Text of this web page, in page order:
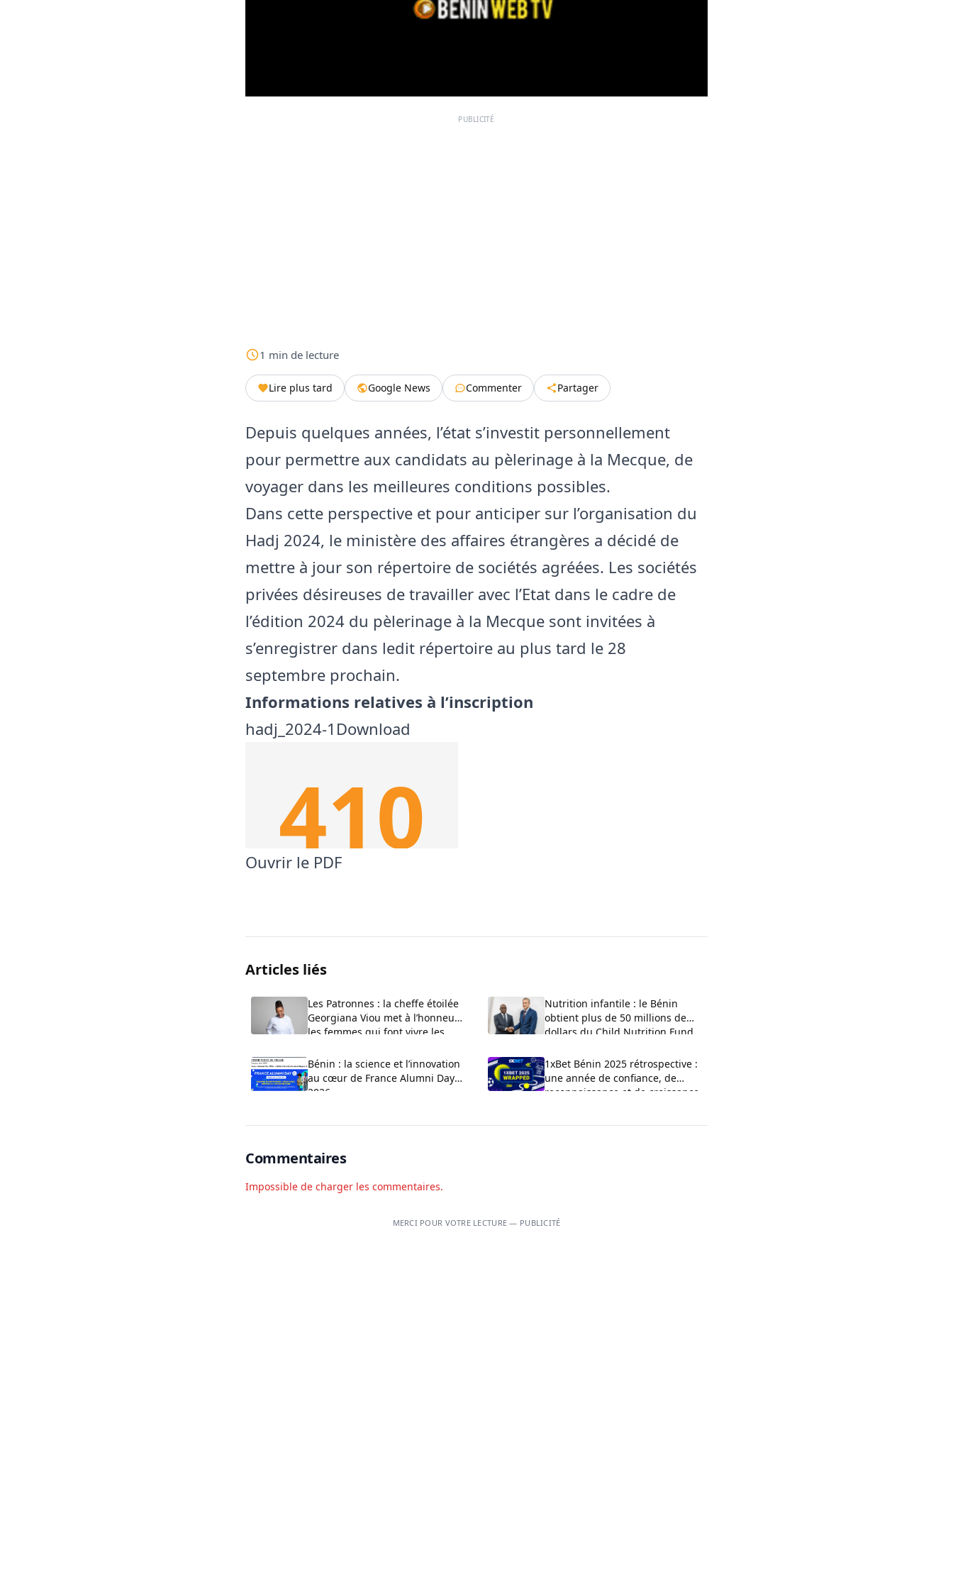
PUBLICITÉ
1 min de lecture
Lire plus tard Google News Commenter Partager
Depuis quelques années, l’état s’investit personnellement
pour permettre aux candidats au pèlerinage à la Mecque, de
voyager dans les meilleures conditions possibles.
Dans cette perspective et pour anticiper sur l’organisation du
Hadj 2024, le ministère des affaires étrangères a décidé de
mettre à jour son répertoire de sociétés agréées. Les sociétés
privées désireuses de travailler avec l’Etat dans le cadre de
l’édition 2024 du pèlerinage à la Mecque sont invitées à
s’enregistrer dans ledit répertoire au plus tard le 28
septembre prochain.
Informations relatives à l’inscription
hadj_2024-1 Download
Ouvrir le PDF
Articles liés
Les Patronnes : la cheffe étoilée
Georgiana Viou met à l’honneur
les femmes qui font vivre les
Nutrition infantile : le Bénin
obtient plus de 50 millions de
dollars du Child Nutrition Fund
Bénin : la science et l’innovation
au cœur de France Alumni Day
2026
1xBet Bénin 2025 rétrospective :
une année de confiance, de
reconnaissance et de croissance
Commentaires
Impossible de charger les commentaires.
MERCI POUR VOTRE LECTURE — PUBLICITÉ